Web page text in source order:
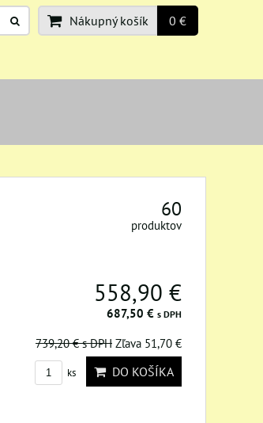
Nákupný košík 0 €
60
produktov
558,90 €
687,50 € s DPH
739,20 €s DPH Zľava 51,70 €
ks DO KOŠÍKA